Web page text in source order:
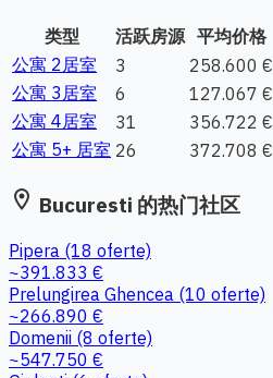
类型 活跃房源 平均价格
公寓 2居室
3 258.600 €
公寓 3居室
6 127.067 €
公寓 4居室
31 356.722 €
公寓 5+ 居室 26 372.708 €
location_on Bucuresti 的热门社区
Pipera (18 oferte)
~391.833 €
Prelungirea Ghencea (10 oferte)
~266.890 €
Domenii (8 oferte)
~547.750 €